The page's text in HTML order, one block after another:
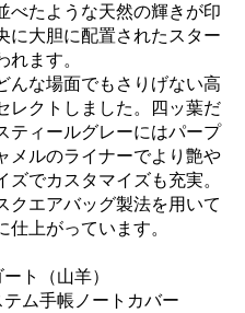
べたような天然の輝きが印
に大胆に配置されたスター
ます。
な場面でもさりげない高
レクトしました。四ッ葉だ
ティールグレーにはパープ
メルのライナーでより艶や
でカスタマイズも充実。
クエアバッグ製法を用いて
上がっています。
ート（山羊）
ム手帳ノートカバー